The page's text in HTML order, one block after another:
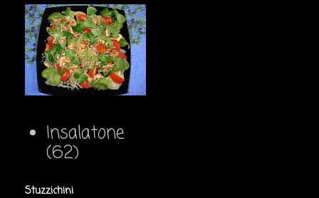
Insalatone
(62)
Stuzzichini